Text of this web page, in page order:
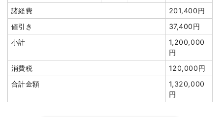
坪数 89坪
建物解体費用
総額 297万円
諸経費
201,400円
値引き
37,400円
小計
1,200,000
円
消費税
120,000円
合計金額
1,320,000
円